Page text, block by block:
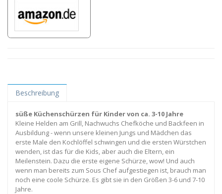
Beschreibung
süße Küchenschürzen für Kinder von ca. 3-10 Jahre
Kleine Helden am Grill, Nachwuchs Chefköche und Backfeen in
Ausbildung - wenn unsere kleinen Jungs und Mädchen das
erste Male den Kochlöffel schwingen und die ersten Würstchen
wenden, ist das für die Kids, aber auch die Eltern, ein
Meilenstein. Dazu die erste eigene Schürze, wow! Und auch
wenn man bereits zum Sous Chef aufgestiegen ist, brauch man
noch eine coole Schürze. Es gibt sie in den Größen 3-6 und 7-10
Jahre.